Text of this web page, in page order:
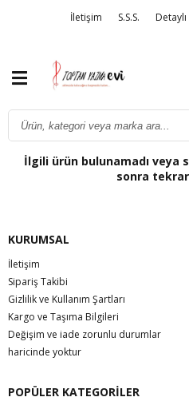
İletişim S.S.S.
İlgili ürün bulunamadı veya
sonra
KURUMSAL
İletişim
Sipariş Takibi
Gizlilik ve Kullanım Şartları
Kargo ve Taşıma Bilgileri
Değişim ve iade zorunlu durumlar
haricinde yoktur
POPÜLER KATEGORİLER